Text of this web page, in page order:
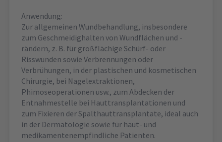
Anwendung:
Zur allgemeinen Wundbehandlung, insbesondere
zum Geschmeidighalten von Wundflächen und -
rändern, z. B. für großflächige Schürf- oder
Risswunden sowie Verbrennungen oder
Verbrühungen, in der plastischen und kosmetischen
Chirurgie, bei Nagelextraktionen,
Phimoseoperationen usw., zum Abdecken der
Entnahmestelle bei Hauttransplantationen und
zum Fixieren der Spalthauttransplantate, ideal auch
in der Dermatologie sowie für haut- und
medikamentenempfindliche Patienten.